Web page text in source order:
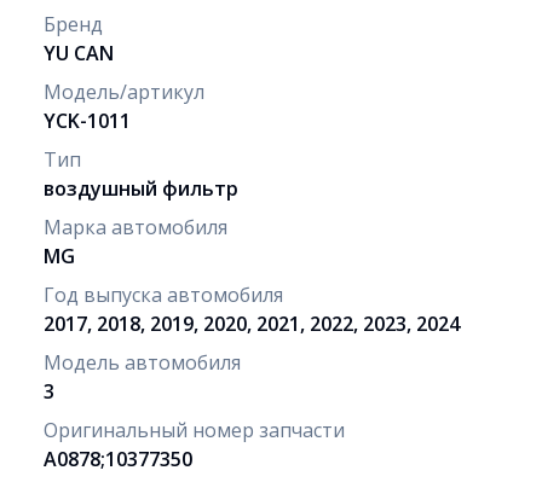
Бренд
YU CAN
Модель/артикул
YCK-1011
Тип
воздушный фильтр
Марка автомобиля
MG
Год выпуска автомобиля
2017, 2018, 2019, 2020, 2021, 2022, 2023, 2024
Модель автомобиля
3
Оригинальный номер запчасти
A0878;10377350